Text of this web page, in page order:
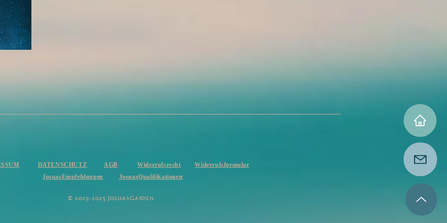
DATENSCHUTZ AGB Widerrufsrecht
Widerrufsformular
JosuasEmpfehlungen
JosuasQualifikationen
​© 2023-2025 JOSUASGARDEN